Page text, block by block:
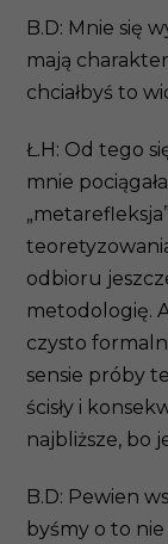
B.D: Mnie się
mają
chciałbyś to
Ł.H: Od tego
mnie
odbioru
metodologię.
czysto
sensie próby
ścisły i
najbliższe, bo
B.D: Pewien
byśmy o to